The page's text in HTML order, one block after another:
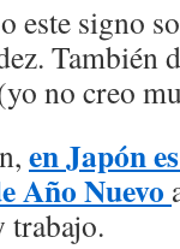
este signo
También
no creo
en Japón
Año Nuevo
trabajo.